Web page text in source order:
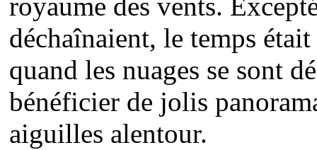
royaume des vents.
déchaînaient, le temps
quand les nuages se sont
bénéficier de jolis
aiguilles alentour.